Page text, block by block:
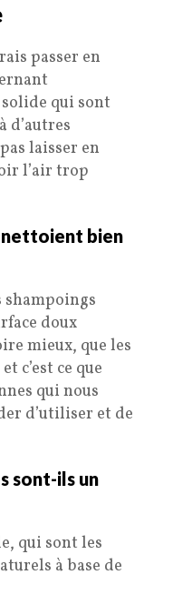
passer en
qui sont
d’autres
laisser en
l’air trop
nettoient bien
shampoings
doux
mieux, que les
c’est ce que
qui nous
d’utiliser et de
sont-ils un
qui sont les
à base de